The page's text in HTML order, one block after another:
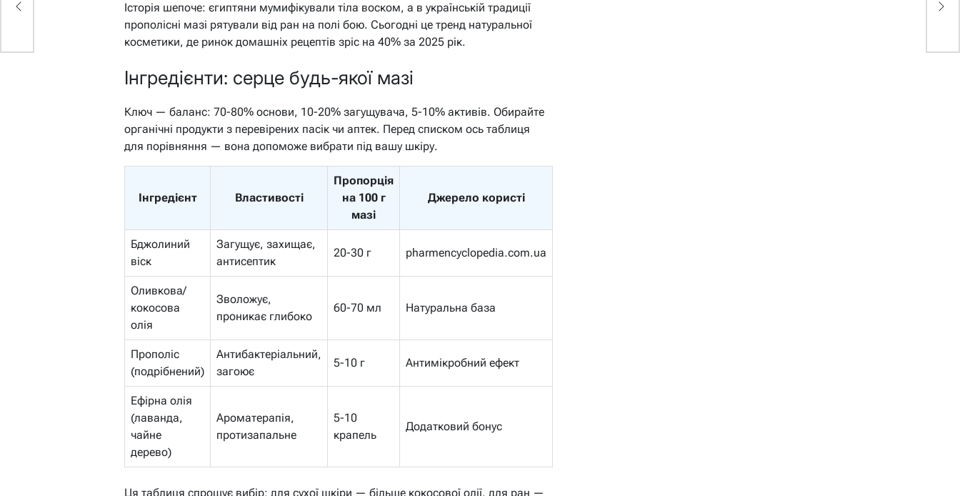
Історія шепоче: єгиптяни мумифікували тіла воском, а в українській традиції
прополісні мазі рятували від ран на полі бою. Сьогодні це тренд натуральної
косметики, де ринок домашніх рецептів зріс на 40% за 2025 рік.
Інгредієнти: серце будь-якої мазі
Ключ — баланс: 70-80% основи, 10-20% загущувача, 5-10% активів. Обирайте
органічні продукти з перевірених пасік чи аптек. Перед списком ось таблиця
для порівняння — вона допоможе вибрати під вашу шкіру.
Інгредієнт Властивості
Пропорція
на 100 г
мазі
Джерело користі
Бджолиний
віск
Загущує, захищає,
антисептик
20-30 г pharmencyclopedia.com.ua
Оливкова/
кокосова
олія
Зволожує,
проникає глибоко
60-70 мл Натуральна база
Прополіс
(подрібнений)
Антибактеріальний,
загоює
5-10 г Антимікробний ефект
Ефірна олія
(лаванда,
чайне
дерево)
Ароматерапія,
протизапальне
5-10
крапель
Додатковий бонус
Ця таблиця спрощує вибір: для сухої шкіри — більше кокосової олії, для ран —